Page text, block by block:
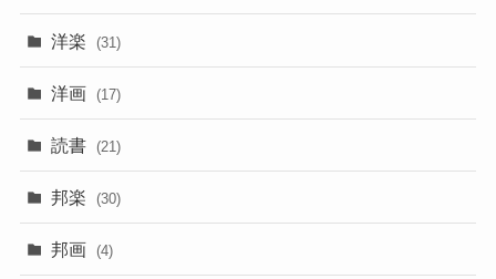
洋楽 (31)
洋画 (17)
読書 (21)
邦楽 (30)
邦画 (4)